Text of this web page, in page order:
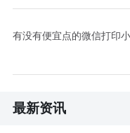
有没有便宜点的微信打印
最新资讯